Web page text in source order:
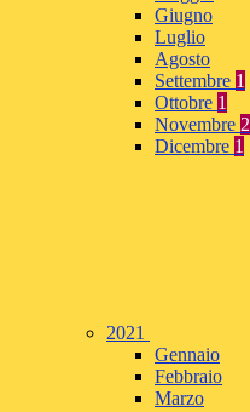
Giugno
Luglio
Agosto
Settembre 1
Ottobre 1
Novembre 2
Dicembre 1
2021
Gennaio
Febbraio
Marzo